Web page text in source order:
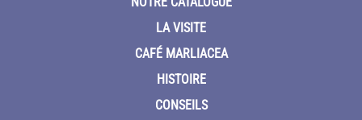
LA VISITE
CAFÉ MARLIACEA
HISTOIRE
CONSEILS